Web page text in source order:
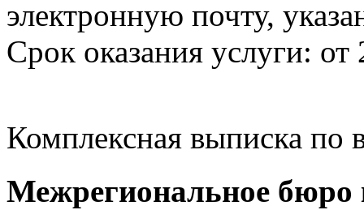
электронную почту,
Срок оказания услуги: от
Комплексная выписка
Межрегиональное бюро